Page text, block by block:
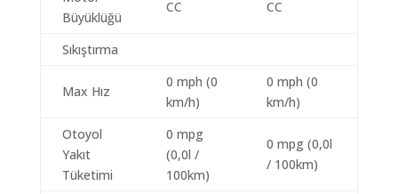
Büyüklüğü
CC CC
Sıkıştırma
Max Hız
0 mph (0
km/h)
0 mph (0
km/h)
Otoyol
Yakıt
Tüketimi
0 mpg
(0,0l /
100km)
0 mpg (0,0l
/ 100km)